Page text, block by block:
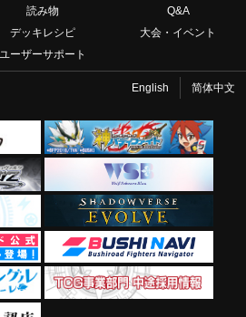
読み物
Q&A
デッキレシピ
大会・イベント
ユーザーサポート
English 简体中文